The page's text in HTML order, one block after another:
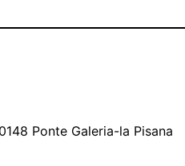
Ponte Galeria-la Pisana